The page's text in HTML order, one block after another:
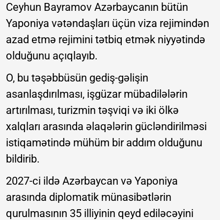
Ceyhun Bayramov Azərbaycanın bütün
Yaponiya vətəndaşları üçün viza rejimindən
azad etmə rejimini tətbiq etmək niyyətində
olduğunu açıqlayıb.
O, bu təşəbbüsün gediş-gəlişin
asanlaşdırılması, işgüzar mübadilələrin
artırılması, turizmin təşviqi və iki ölkə
xalqları arasında əlaqələrin gücləndirilməsi
istiqamətində mühüm bir addım olduğunu
bildirib.
2027-ci ildə Azərbaycan və Yaponiya
arasında diplomatik münasibətlərin
qurulmasının 35 illiyinin qeyd ediləcəyini